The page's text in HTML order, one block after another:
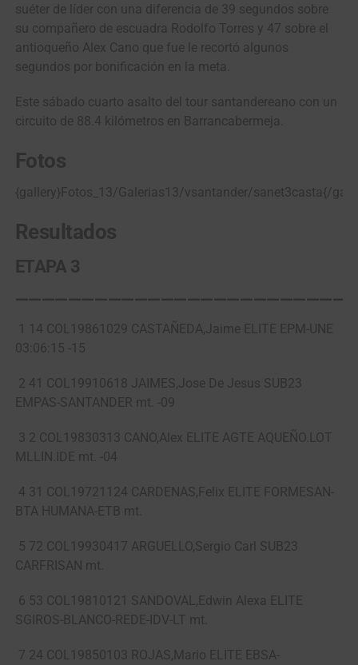
suéter de líder con una diferencia de 39 segundos sobre
su compañero de escuadra Rodolfo Torres y 47 sobre el
antioqueño Alex Cano que fue le recortó algunos
segundos por bonificación en la meta.
Este sábado cuarto asalto del tour santandereano con un
circuito de 88.4 kilómetros en Barrancabermeja.
Fotos
{gallery}Fotos_13/Galerias13/vsantander/sanet3casta{/
Resultados
ETAPA 3
1 14 COL19861029 CASTAÑEDA,Jaime ELITE EPM-UNE
03:06:15 -15
2 41 COL19910618 JAIMES,Jose De Jesus SUB23
EMPAS-SANTANDER mt. -09
3 2 COL19830313 CANO,Alex ELITE AGTE AQUEÑO.LOT
MLLIN.IDE mt. -04
4 31 COL19721124 CARDENAS,Felix ELITE FORMESAN-
BTA HUMANA-ETB mt.
5 72 COL19930417 ARGUELLO,Sergio Carl SUB23
CARFRISAN mt.
6 53 COL19810121 SANDOVAL,Edwin Alexa ELITE
SGIROS-BLANCO-REDE-IDV-LT mt.
7 24 COL19850103 ROJAS,Mario ELITE EBSA-